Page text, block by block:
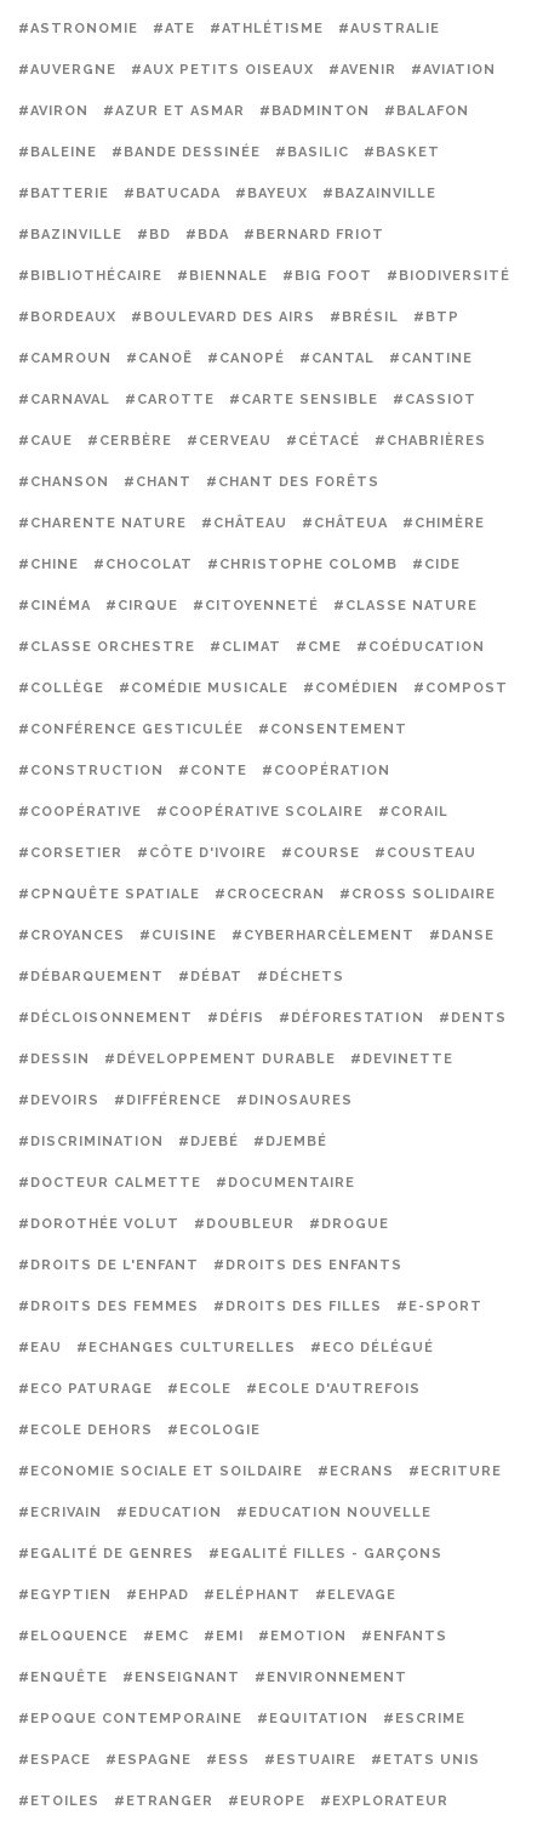
#ASTRONOMIE #ATE #ATHLÉTISME #AUSTRALIE
#AUVERGNE #AUX PETITS OISEAUX #AVENIR #AVIATION
#AVIRON #AZUR ET ASMAR #BADMINTON #BALAFON
#BALEINE #BANDE DESSINÉE #BASILIC #BASKET
#BATTERIE #BATUCADA #BAYEUX #BAZAINVILLE
#BAZINVILLE #BD #BDA #BERNARD FRIOT
#BIBLIOTHÉCAIRE #BIENNALE #BIG FOOT #BIODIVERSITÉ
#BORDEAUX #BOULEVARD DES AIRS #BRÉSIL #BTP
#CAMROUN #CANOË #CANOPÉ #CANTAL #CANTINE
#CARNAVAL #CAROTTE #CARTE SENSIBLE #CASSIOT
#CAUE #CERBÈRE #CERVEAU #CÉTACÉ #CHABRIÈRES
#CHANSON #CHANT #CHANT DES FORÊTS
#CHARENTE NATURE #CHÂTEAU #CHÂTEUA #CHIMÈRE
#CHINE #CHOCOLAT #CHRISTOPHE COLOMB #CIDE
#CINÉMA #CIRQUE #CITOYENNETÉ #CLASSE NATURE
#CLASSE ORCHESTRE #CLIMAT #CME #COÉDUCATION
#COLLÈGE #COMÉDIE MUSICALE #COMÉDIEN #COMPOST
#CONFÉRENCE GESTICULÉE #CONSENTEMENT
#CONSTRUCTION #CONTE #COOPÉRATION
#COOPÉRATIVE #COOPÉRATIVE SCOLAIRE #CORAIL
#CORSETIER #CÔTE D'IVOIRE #COURSE #COUSTEAU
#CPNQUÊTE SPATIALE #CROCECRAN #CROSS SOLIDAIRE
#CROYANCES #CUISINE #CYBERHARCÈLEMENT #DANSE
#DÉBARQUEMENT #DÉBAT #DÉCHETS
#DÉCLOISONNEMENT #DÉFIS #DÉFORESTATION #DENTS
#DESSIN #DÉVELOPPEMENT DURABLE #DEVINETTE
#DEVOIRS #DIFFÉRENCE #DINOSAURES
#DISCRIMINATION #DJEBÉ #DJEMBÉ
#DOCTEUR CALMETTE #DOCUMENTAIRE
#DOROTHÉE VOLUT #DOUBLEUR #DROGUE
#DROITS DE L'ENFANT #DROITS DES ENFANTS
#DROITS DES FEMMES #DROITS DES FILLES #E-SPORT
#EAU #ECHANGES CULTURELLES #ECO DÉLÉGUÉ
#ECO PATURAGE #ECOLE #ECOLE D'AUTREFOIS
#ECOLE DEHORS #ECOLOGIE
#ECONOMIE SOCIALE ET SOILDAIRE #ECRANS #ECRITURE
#ECRIVAIN #EDUCATION #EDUCATION NOUVELLE
#EGALITÉ DE GENRES #EGALITÉ FILLES - GARÇONS
#EGYPTIEN #EHPAD #ELÉPHANT #ELEVAGE
#ELOQUENCE #EMC #EMI #EMOTION #ENFANTS
#ENQUÊTE #ENSEIGNANT #ENVIRONNEMENT
#EPOQUE CONTEMPORAINE #EQUITATION #ESCRIME
#ESPACE #ESPAGNE #ESS #ESTUAIRE #ETATS UNIS
#ETOILES #ETRANGER #EUROPE #EXPLORATEUR